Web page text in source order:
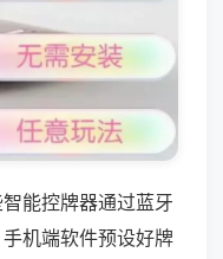
能控牌器通过蓝牙
机端软件预设好牌